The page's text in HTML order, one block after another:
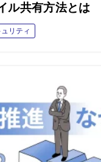
ル共有方法とは
リティ